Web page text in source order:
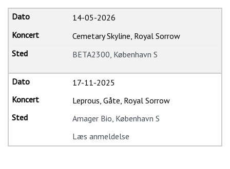
14-05-2026
Cemetary Skyline, Royal Sorrow
BETA2300, København S
17-11-2025
Leprous, Gåte, Royal Sorrow
Amager Bio, København S
Læs anmeldelse